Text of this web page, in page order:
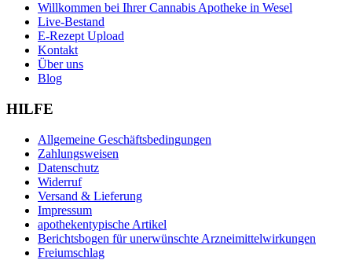
Willkommen bei Ihrer Cannabis Apotheke in Wesel
Live-Bestand
E-Rezept Upload
Kontakt
Über uns
Blog
HILFE
Allgemeine Geschäftsbedingungen
Zahlungsweisen
Datenschutz
Widerruf
Versand & Lieferung
Impressum
apothekentypische Artikel
Berichtsbogen für unerwünschte Arzneimittelwirkungen
Freiumschlag